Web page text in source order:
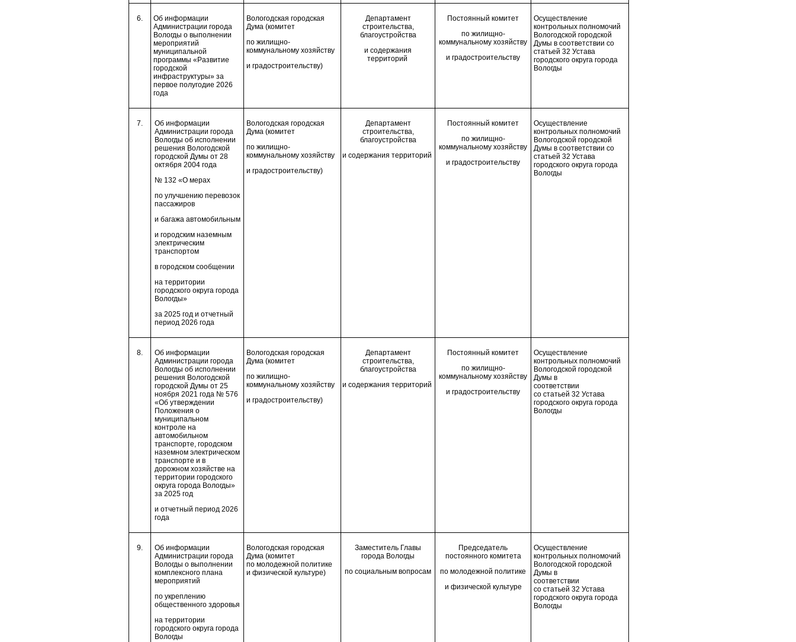
6.
Об информации
Администрации города
Вологды о выполнении
мероприятий
муниципальной
программы «Развитие
городской
инфраструктуры» за
первое полугодие 2026
года
Вологодская городская
Дума (комитет
по жилищно-
коммунальному хозяйству
и градостроительству)
Департамент
строительства,
благоустройства
и содержания
территорий
Постоянный комитет
по жилищно-
коммунальному хозяйству
и градостроительству
Осуществление
контрольных полномочий
Вологодской городской
Думы в соответствии со
статьей 32 Устава
городского округа города
Вологды
7.
Об информации
Администрации города
Вологды об исполнении
решения Вологодской
городской Думы от 28
октября 2004 года
№ 132 «О мерах
по улучшению перевозок
пассажиров
и багажа автомобильным
и городским наземным
электрическим
транспортом
в городском сообщении
на территории
городского округа города
Вологды»
за 2025 год и отчетный
период 2026 года
Вологодская городская
Дума (комитет
по жилищно-
коммунальному хозяйству
и градостроительству)
Департамент
строительства,
благоустройства
и содержания территорий
Постоянный комитет
по жилищно-
коммунальному хозяйству
и градостроительству
Осуществление
контрольных полномочий
Вологодской городской
Думы в соответствии со
статьей 32 Устава
городского округа города
Вологды
8.
Об информации
Администрации города
Вологды об исполнении
решения Вологодской
городской Думы от 25
ноября 2021 года № 576
«Об утверждении
Положения о
муниципальном
контроле на
автомобильном
транспорте, городском
наземном электрическом
транспорте и в
дорожном хозяйстве на
территории городского
округа города Вологды»
за 2025 год
и отчетный период 2026
года
Вологодская городская
Дума (комитет
по жилищно-
коммунальному хозяйству
и градостроительству)
Департамент
строительства,
благоустройства
и содержания территорий
Постоянный комитет
по жилищно-
коммунальному хозяйству
и градостроительству
Осуществление
контрольных полномочий
Вологодской городской
Думы в
соответствии
со статьей 32 Устава
городского округа города
Вологды
9.
Об информации
Администрации города
Вологды о выполнении
комплексного плана
мероприятий
по укреплению
общественного здоровья
на территории
городского округа города
Вологды
Вологодская городская
Дума (комитет
по молодежной политике
и физической культуре)
Заместитель Главы
города Вологды
по социальным вопросам
Председатель
постоянного комитета
по молодежной политике
и физической культуре
Осуществление
контрольных полномочий
Вологодской городской
Думы в
соответствии
со статьей 32 Устава
городского округа города
Вологды